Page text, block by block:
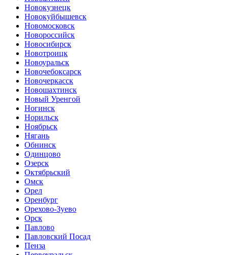
Новокузнецк
Новокуйбышевск
Новомосковск
Новороссийск
Новосибирск
Новотроицк
Новоуральск
Новочебоксарск
Новочеркасск
Новошахтинск
Новый Уренгой
Ногинск
Норильск
Ноябрьск
Нягань
Обнинск
Одинцово
Озерск
Октябрьский
Омск
Орел
Оренбург
Орехово-Зуево
Орск
Павлово
Павловский Посад
Пенза